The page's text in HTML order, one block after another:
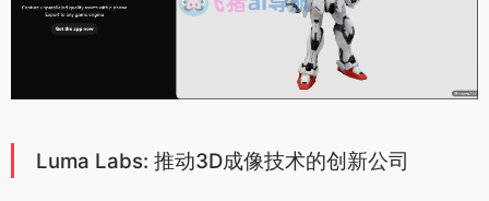
Luma Labs: 推动3D成像技术的创新公司